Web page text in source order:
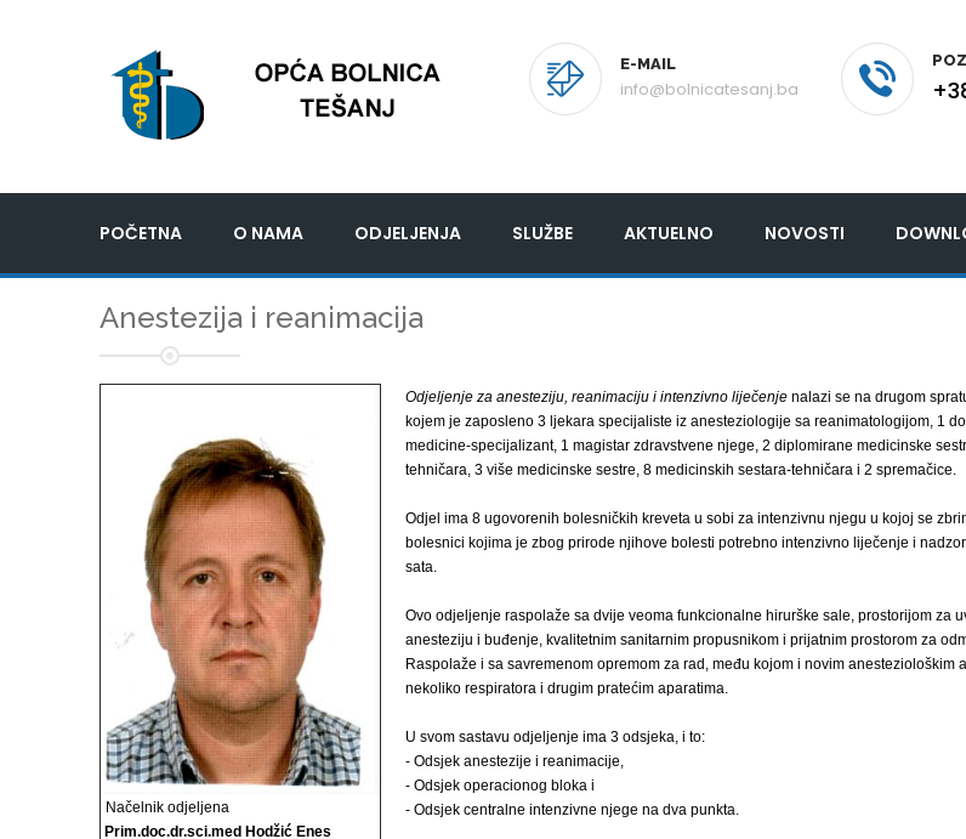
E-MAIL
info@bolnicatesanj.ba
POČETNA O NAMA ODJELJENJA SLUŽBE AKTUELNO NOVOSTI
Anestezija i reanimacija
Načelnik odjeljena
Prim.doc.dr.sci.med Hodžić Enes
Odjeljenje za anesteziju, reanimaciju i intenzivno liječenje nalazi se na drugom
kojem je zaposleno 3 ljekara specijaliste iz anesteziologije sa reanimatologijom, 1
medicine-specijalizant, 1 magistar zdravstvene njege, 2 diplomirane medicinske
tehničara, 3 više medicinske sestre, 8 medicinskih sestara-tehničara i 2 spremačice.
Odjel ima 8 ugovorenih bolesničkih kreveta u sobi za intenzivnu njegu u kojoj se
bolesnici kojima je zbog prirode njihove bolesti potrebno intenzivno liječenje i
sata.
Ovo odjeljenje raspolaže sa dvije veoma funkcionalne hirurške sale, prostorijom za
anesteziju i buđenje, kvalitetnim sanitarnim propusnikom i prijatnim prostorom za
Raspolaže i sa savremenom opremom za rad, među kojom i novim anesteziološkim
nekoliko respiratora i drugim pratećim aparatima.
U svom sastavu odjeljenje ima 3 odsjeka, i to:
- Odsjek anestezije i reanimacije,
- Odsjek operacionog bloka i
- Odsjek centralne intenzivne njege na dva punkta.